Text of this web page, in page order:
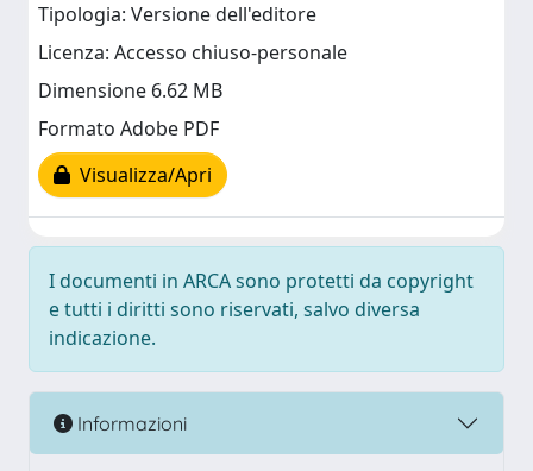
Tipologia: Versione dell'editore
Licenza: Accesso chiuso-personale
Dimensione 6.62 MB
Formato Adobe PDF
Visualizza/Apri
I documenti in ARCA sono protetti da copyright
e tutti i diritti sono riservati, salvo diversa
indicazione.
Informazioni